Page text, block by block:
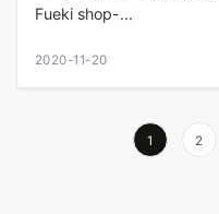
Fueki shop-...
2020-11-20
1 2